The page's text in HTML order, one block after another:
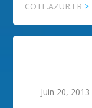
COTE.AZUR.FR >
Juin 20, 2013